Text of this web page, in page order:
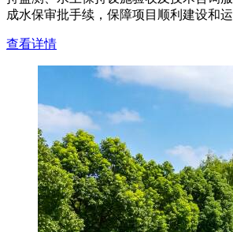
成水保审批手续，保障项目顺利建设和运
查看详情